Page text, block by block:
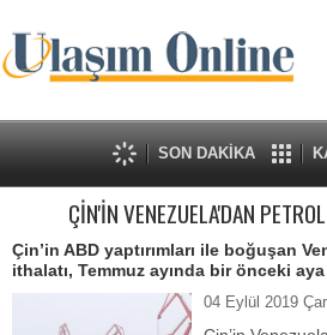
SON DAKİKA
ÇİN'İN VENEZUELA'DAN
Çin’in ABD yaptırımları ile boğuşan
ithalatı, Temmuz ayında bir önceki
04 Eylül 2019